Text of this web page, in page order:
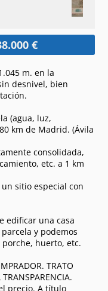
€
m. en la
desnivel, bien
(agua, luz,
km de Madrid. (Ávila
consolidada,
etc. a 1 km
sitio especial con
edificar una casa
y podemos
huerto, etc.
TRATO
precio. A título